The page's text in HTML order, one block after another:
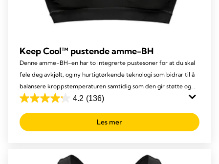
Keep Cool™ pustende amme-BH
Denne amme-BH-en har to integrerte pustesoner for at du skal
føle deg avkjølt, og ny hurtigtørkende teknologi som bidrar til å
balansere kroppstemperaturen samtidig som den gir støtte og
komfort.
4.2 (136)
4.2
out
of
Les mer